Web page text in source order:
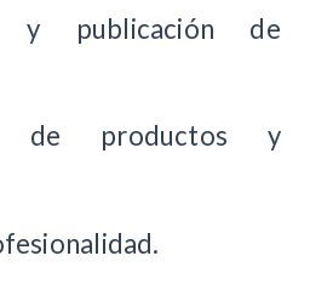
y publicación de
de productos y